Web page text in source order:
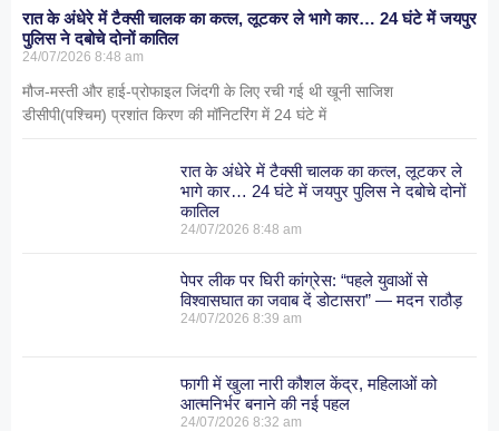
रात के अंधेरे में टैक्सी चालक का कत्ल, लूटकर ले भागे कार… 24 घंटे में जयपुर
पुलिस ने दबोचे दोनों कातिल
24/07/2026 8:48 am
मौज-मस्ती और हाई-प्रोफाइल जिंदगी के लिए रची गई थी खूनी साजिश
डीसीपी(पश्चिम) प्रशांत किरण की मॉनिटरिंग में 24 घंटे में
रात के अंधेरे में टैक्सी चालक का कत्ल, लूटकर ले
भागे कार… 24 घंटे में जयपुर पुलिस ने दबोचे दोनों
कातिल
24/07/20268:48 am
पेपर लीक पर घिरी कांग्रेस: “पहले युवाओं से
विश्वासघात का जवाब दें डोटासरा” — मदन राठौड़
24/07/20268:39 am
फागी में खुला नारी कौशल केंद्र, महिलाओं को
आत्मनिर्भर बनाने की नई पहल
24/07/20268:32 am